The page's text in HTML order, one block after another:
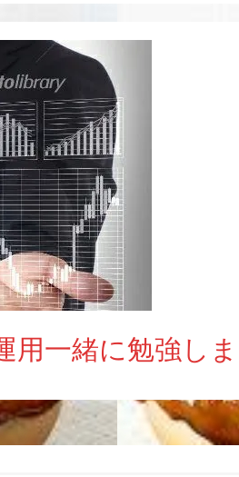
一緒に勉強し